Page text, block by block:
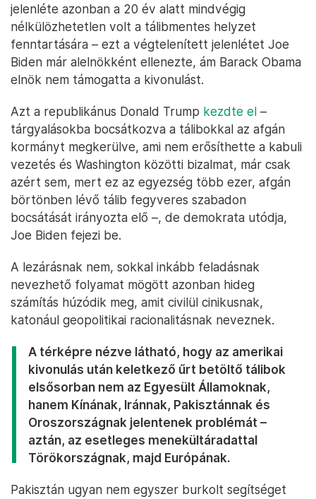
jelenléte azonban a 20 év alatt mindvégig
nélkülözhetetlen volt a tálibmentes helyzet
fenntartására – ezt a végtelenített jelenlétet Joe
Biden már alelnökként ellenezte, ám Barack Obama
elnök nem támogatta a kivonulást.
Azt a republikánus Donald Trump kezdte el –
tárgyalásokba bocsátkozva a tálibokkal az afgán
kormányt megkerülve, ami nem erősíthette a kabuli
vezetés és Washington közötti bizalmat, már csak
azért sem, mert ez az egyezség több ezer, afgán
börtönben lévő tálib fegyveres szabadon
bocsátását irányozta elő –, de demokrata utódja,
Joe Biden fejezi be.
A lezárásnak nem, sokkal inkább feladásnak
nevezhető folyamat mögött azonban hideg
számítás húzódik meg, amit civilül cinikusnak,
katonául geopolitikai racionalitásnak neveznek.
A térképre nézve látható, hogy az amerikai
kivonulás után keletkező űrt betöltő tálibok
elsősorban nem az Egyesült Államoknak,
hanem Kínának, Iránnak, Pakisztánnak és
Oroszországnak jelentenek problémát –
aztán, az esetleges menekültáradattal
Törökországnak, majd Európának.
Pakisztán ugyan nem egyszer burkolt segítséget